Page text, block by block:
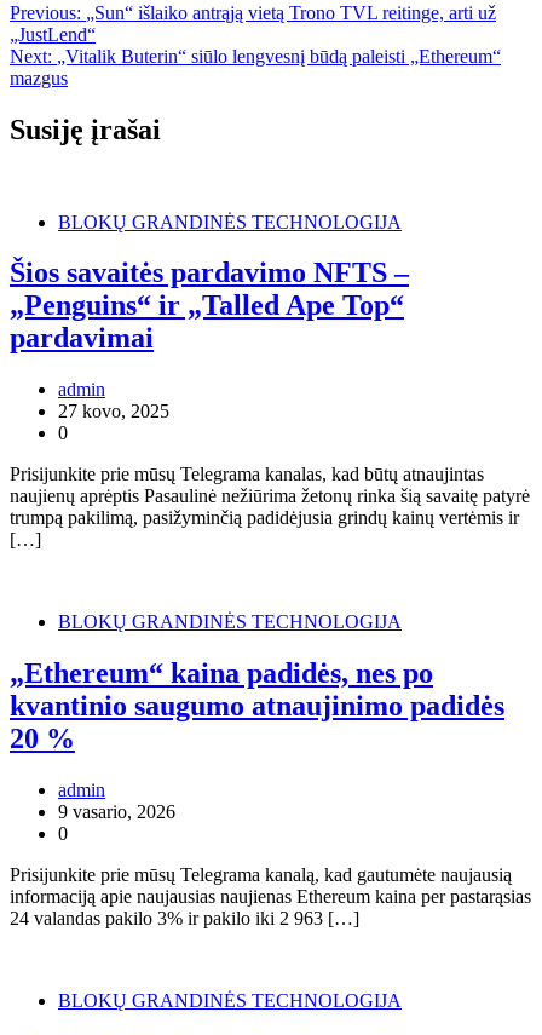
Previous: „Sun“ išlaiko antrąją vietą Trono TVL reitinge, arti už
„JustLend“
Next: „Vitalik Buterin“ siūlo lengvesnį būdą paleisti „Ethereum“
mazgus
Susiję įrašai
BLOKŲ GRANDINĖS TECHNOLOGIJA
Šios savaitės pardavimo NFTS –
„Penguins“ ir „Talled Ape Top“
pardavimai
admin
27 kovo, 2025
0
Prisijunkite prie mūsų Telegrama kanalas, kad būtų atnaujintas
naujienų aprėptis Pasaulinė nežiūrima žetonų rinka šią savaitę patyrė
trumpą pakilimą, pasižyminčią padidėjusia grindų kainų vertėmis ir
[…]
BLOKŲ GRANDINĖS TECHNOLOGIJA
„Ethereum“ kaina padidės, nes po
kvantinio saugumo atnaujinimo padidės
20 %
admin
9 vasario, 2026
0
Prisijunkite prie mūsų Telegrama kanalą, kad gautumėte naujausią
informaciją apie naujausias naujienas Ethereum kaina per pastarąsias
24 valandas pakilo 3% ir pakilo iki 2 963 […]
BLOKŲ GRANDINĖS TECHNOLOGIJA